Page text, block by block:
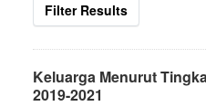
Filter Results
Keluarga Menurut
2019-2021